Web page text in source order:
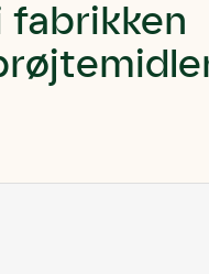
fabrikken